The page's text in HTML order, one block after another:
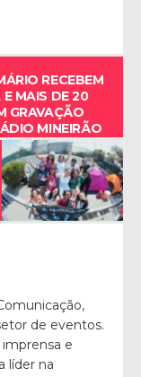
RECEBEM
MAIS DE 20
GRAVAÇÃO
MINEIRÃO
de eventos.
imprensa e
líder na